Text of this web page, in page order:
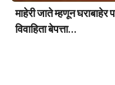
माहेरी जाते म्हणून घराबाहेर
विवाहिता बेपत्ता…